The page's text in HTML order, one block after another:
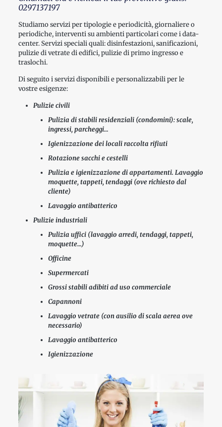
0297137197
Studiamo servizi per tipologie e periodicità, giornaliere o
periodiche, interventi su ambienti particolari come i data-
center. Servizi speciali quali: disinfestazioni, sanificazioni,
pulizie di vetrate di edifici, pulizie di primo ingresso e
traslochi.
Di seguito i servizi disponibili e personalizzabili per le
vostre esigenze:
Pulizie civili
Pulizia di stabili residenziali (condomini): scale,
ingressi, parcheggi…
Igienizzazione dei locali raccolta rifiuti
Rotazione sacchi e cestelli
Pulizia e igienizzazione di appartamenti. Lavaggio
moquette, tappeti, tendaggi (ove richiesto dal
cliente)
Lavaggio antibatterico
Pulizie industriali
Pulizia uffici (lavaggio arredi, tendaggi, tappeti,
moquette…)
Officine
Supermercati
Grossi stabili adibiti ad uso commerciale
Capannoni
Lavaggio vetrate (con ausilio di scala aerea ove
necessario)
Lavaggio antibatterico
Igienizzazione